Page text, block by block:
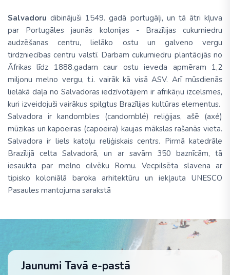
Salvadoru dibinājuši 1549. gadā portugāļi, un tā ātri kļuva
par Portugāles jaunās kolonijas - Brazīlijas cukurniedru
audzēšanas centru, lielāko ostu un galveno vergu
tirdzniecības centru valstī. Darbam cukurniedru plantācijās no
Āfrikas līdz 1888.gadam caur ostu ieveda apmēram 1,2
miljonu melno vergu, t.i. vairāk kā visā ASV. Arī mūsdienās
lielākā daļa no Salvadoras iedzīvotājiem ir afrikāņu izcelsmes,
kuri izveidojuši vairākus spilgtus Brazīlijas kultūras elementus.
Salvadora ir kandombles (candomblé) reliģijas, ašē (axé)
mūzikas un kapoeiras (capoeira) kaujas mākslas rašanās vieta.
Salvadora ir liels katoļu reliģiskais centrs. Pirmā katedrāle
Brazīlijā celta Salvadorā, un ar savām 350 baznīcām, tā
iesaukta par melno cilvēku Romu. Vecpilsēta slavena ar
tipisko koloniālā baroka arhitektūru un iekļauta UNESCO
Pasaules mantojuma sarakstā
Jaunumi Tavā e-pastā